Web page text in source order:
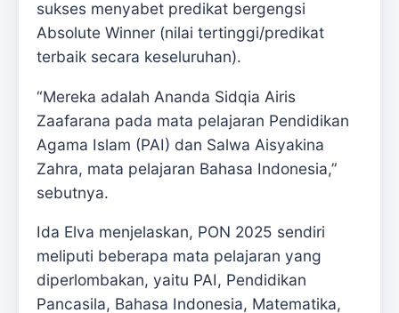
sukses menyabet predikat bergengsi
Absolute Winner (nilai tertinggi/predikat
terbaik secara keseluruhan).
“Mereka adalah Ananda Sidqia Airis
Zaafarana pada mata pelajaran Pendidikan
Agama Islam (PAI) dan Salwa Aisyakina
Zahra, mata pelajaran Bahasa Indonesia,”
sebutnya.
Ida Elva menjelaskan, PON 2025 sendiri
meliputi beberapa mata pelajaran yang
diperlombakan, yaitu PAI, Pendidikan
Pancasila, Bahasa Indonesia, Matematika,